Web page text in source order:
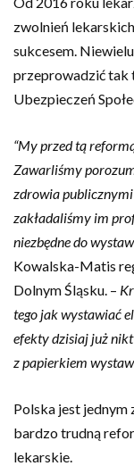
zwolnień
sukcesem.
przeprowadzić tak
Ubezpieczeń
“My przed tą
Zawarliśmy
zdrowia
zakładaliśmy im
niezbędne do
Kowalska-Matis
Dolnym Śląsku. –
tego jak wystawiać
efekty dzisiaj już
z papierkiem
Polska jest jednym
bardzo trudną
lekarskie.